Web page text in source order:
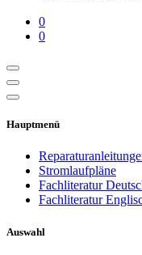
0
0
Hauptmenü
Stromlaufpläne
Fachliteratur
Fachliteratur
Auswahl